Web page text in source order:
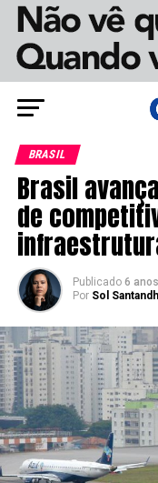
BRASIL
Brasil
de
Publicado 6
Por Sol